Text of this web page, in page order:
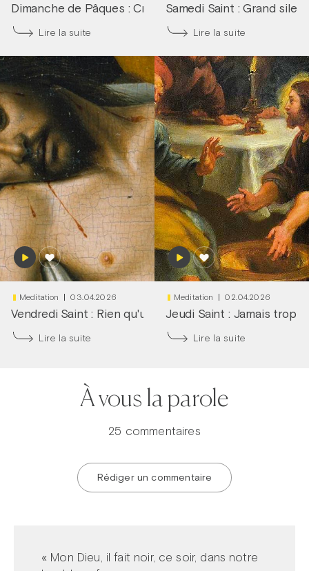
Dimanche de Pâques : Cri du cœur ! | Frère François-
Lire la suite
Samedi Saint : Grand
Lire la suite
Meditation 03.04.2026
Vendredi Saint : Rien qu'une larme dans tes yeux |
Lire la suite
Meditation 02.04.2026
Jeudi Saint : Jamais trop
Lire la suite
À vous la parole
25 commentaires
Rédiger un commentaire
« Mon Dieu, il fait noir, ce soir, dans notre